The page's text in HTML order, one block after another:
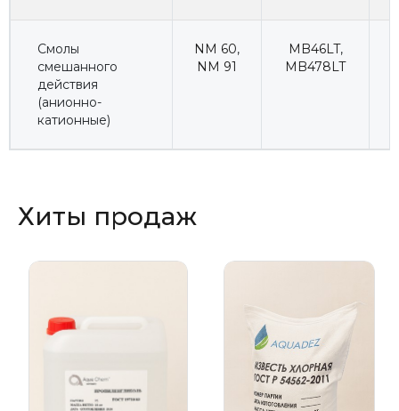
Смолы
смешанного
действия
(анионно-
катионные)
NM 60,
NM 91
MB46LT,
MB478LT
Хиты продаж